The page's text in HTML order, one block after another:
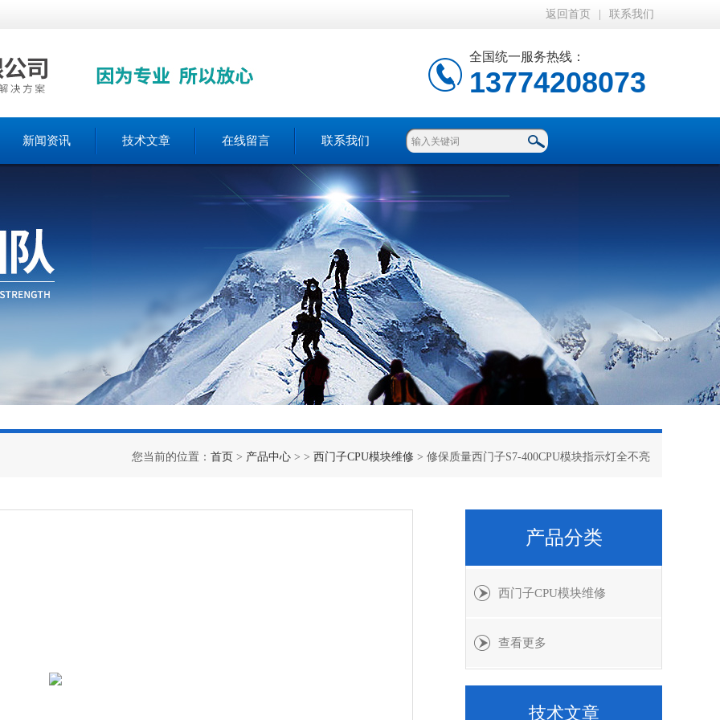
返回首页 联系我们
全国统一服务热线：
13774208073
新闻资讯 技术文章 在线留言 联系我们
您当前的位置： 首页 > 产品中心 > > 西门子CPU模块维修 > 修保质量西门子S7-400CPU模块指示灯全不亮
产品分类
西门子CPU模块维修
查看更多
技术文章